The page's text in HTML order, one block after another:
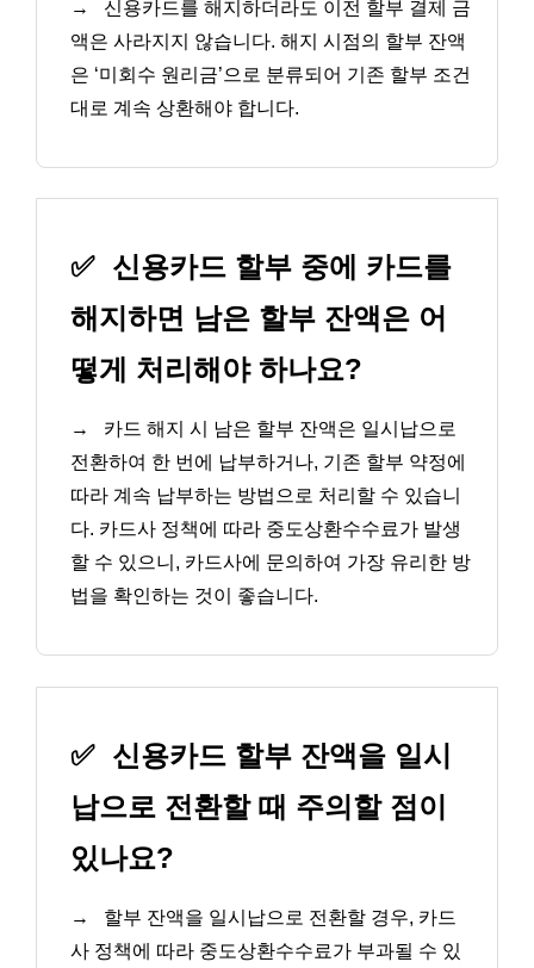
→
신용카드를 해지하더라도 이전 할부 결제 금
액은 사라지지 않습니다. 해지 시점의 할부 잔액
은 ‘미회수 원리금’으로 분류되어 기존 할부 조건
대로 계속 상환해야 합니다.
✅ 신용카드 할부 중에 카드를
해지하면 남은 할부 잔액은 어
떻게 처리해야 하나요?
→
카드 해지 시 남은 할부 잔액은 일시납으로
전환하여 한 번에 납부하거나, 기존 할부 약정에
따라 계속 납부하는 방법으로 처리할 수 있습니
다. 카드사 정책에 따라 중도상환수수료가 발생
할 수 있으니, 카드사에 문의하여 가장 유리한 방
법을 확인하는 것이 좋습니다.
✅ 신용카드 할부 잔액을 일시
납으로 전환할 때 주의할 점이
있나요?
→
할부 잔액을 일시납으로 전환할 경우, 카드
사 정책에 따라 중도상환수수료가 부과될 수 있